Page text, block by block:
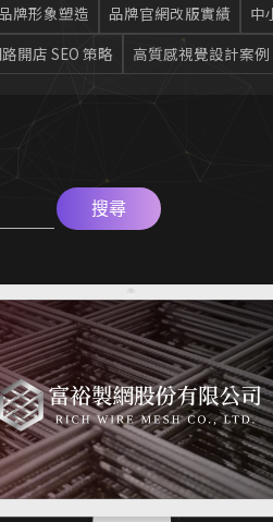
牌形象塑造 品牌官網改版實績 中
開店 SEO 策略 高質感視覺設計案例
搜尋